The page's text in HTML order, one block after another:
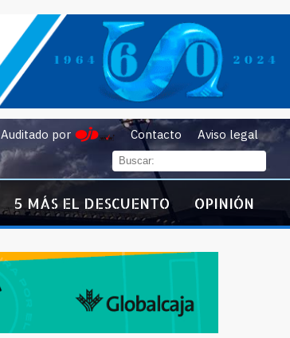
Auditado por Contacto Aviso legal
5 MÁS EL DESCUENTO OPINIÓN